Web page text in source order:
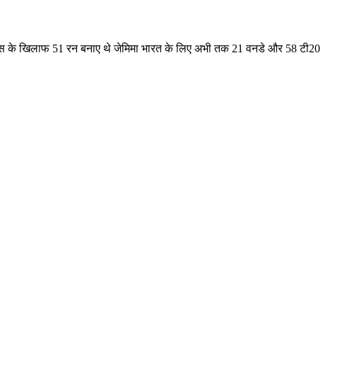
के खिलाफ 51 रन बनाए थे जेमिमा भारत के लिए अभी तक 21 वनडे और 58 टी20